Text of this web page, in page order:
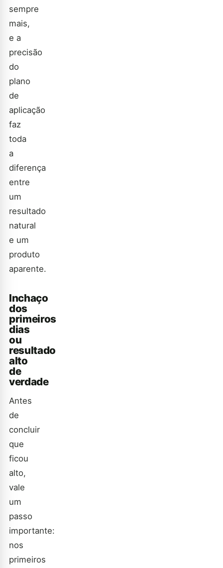
sempre
mais,
e a
precisão
do
plano
de
aplicação
faz
toda
a
diferença
entre
um
resultado
natural
e um
produto
aparente.
Inchaço
dos
primeiros
dias
ou
resultado
alto
de
verdade
Antes
de
concluir
que
ficou
alto,
vale
um
passo
importante:
nos
primeiros